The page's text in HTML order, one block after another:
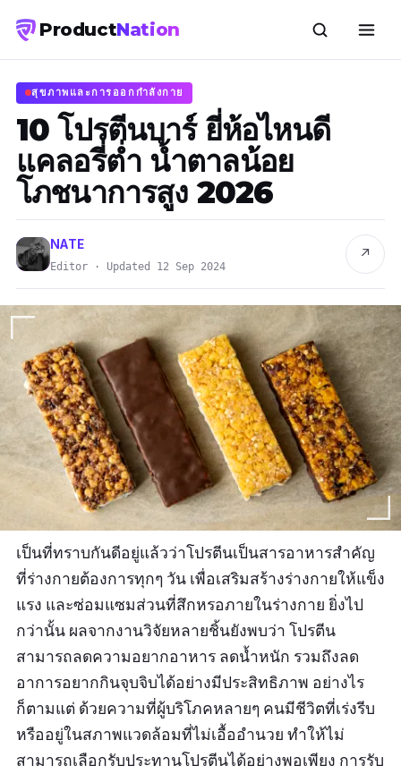
ProductNation
สุขภาพและการออกกำลังกาย
10 โปรตีนบาร์ ยี่ห้อไหนดี
แคลอรี่ต่ำ น้ำตาลน้อย
โภชนาการสูง 2026
NATE
Editor · Updated 12 Sep 2024
↗
เป็นที่ทราบกันดีอยู่แล้วว่าโปรตีนเป็นสารอาหารสำคัญ
ที่ร่างกายต้องการทุกๆ วัน เพื่อเสริมสร้างร่างกายให้แข็ง
แรง และซ่อมแซมส่วนที่สึกหรอภายในร่างกาย ยิ่งไป
กว่านั้น ผลจากงานวิจัยหลายชิ้นยังพบว่า โปรตีน
สามารถลดความอยากอาหาร ลดน้ำหนัก รวมถึงลด
อาการอยากกินจุบจิบได้อย่างมีประสิทธิภาพ อย่างไร
ก็ตามแต่ ด้วยความที่ผู้บริโภคหลายๆ คนมีชีวิตที่เร่งรีบ
หรืออยู่ในสภาพแวดล้อมที่ไม่เอื้ออำนวย ทำให้ไม่
สามารถเลือกรับประทานโปรตีนได้อย่างพอเพียง การรับ